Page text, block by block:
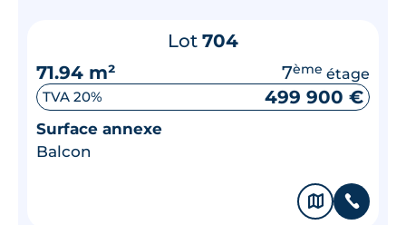
Lot 704
71.94 m²
7ème étage
TVA 20% 499 900 €
Surface annexe
Balcon
🗞 📞